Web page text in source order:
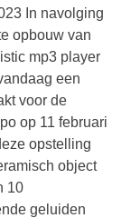
In navolging
opbouw van
mp3 player
een
voor de
op 11 februari
opstelling
object
10
geluiden